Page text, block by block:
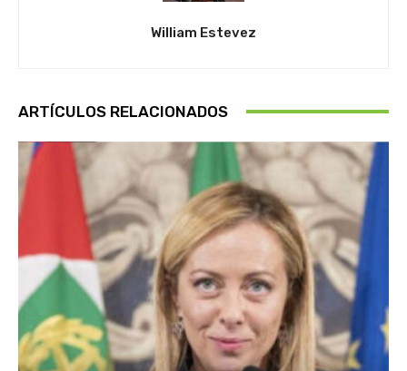
William Estevez
ARTÍCULOS RELACIONADOS